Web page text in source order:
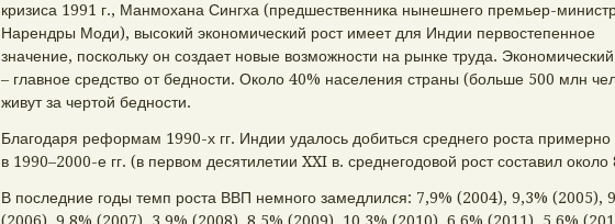
кризиса 1991 г., Манмохана Сингха (предшественника нынешнего премьер-
Нарендры Моди), высокий экономический рост имеет для Индии первостепенное
значение, поскольку он создает новые возможности на рынке труда.
– главное средство от бедности. Около 40% населения страны (больше 500 млн
живут за чертой бедности.
Благодаря реформам 1990-х гг. Индии удалось добиться среднего роста примерно
в 1990–2000-е гг. (в первом десятилетии XXI в. среднегодовой рост составил около
В последние годы темп роста ВВП немного замедлился: 7,9% (2004), 9,3% (2005),